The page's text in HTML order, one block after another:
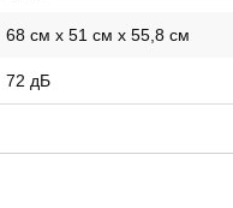
68 см x 51 см x 55,8 см
72 дБ